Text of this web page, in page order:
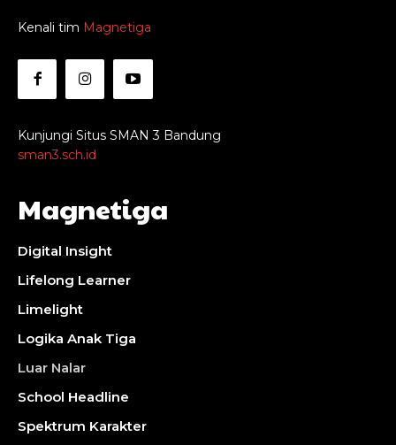
Kenali tim Magnetiga
Kunjungi Situs SMAN 3 Bandung
sman3.sch.id
Magnetiga
Digital Insight
Lifelong Learner
Limelight
Logika Anak Tiga
Luar Nalar
School Headline
Spektrum Karakter